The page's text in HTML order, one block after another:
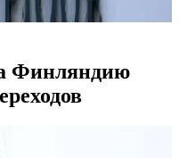
Финляндию